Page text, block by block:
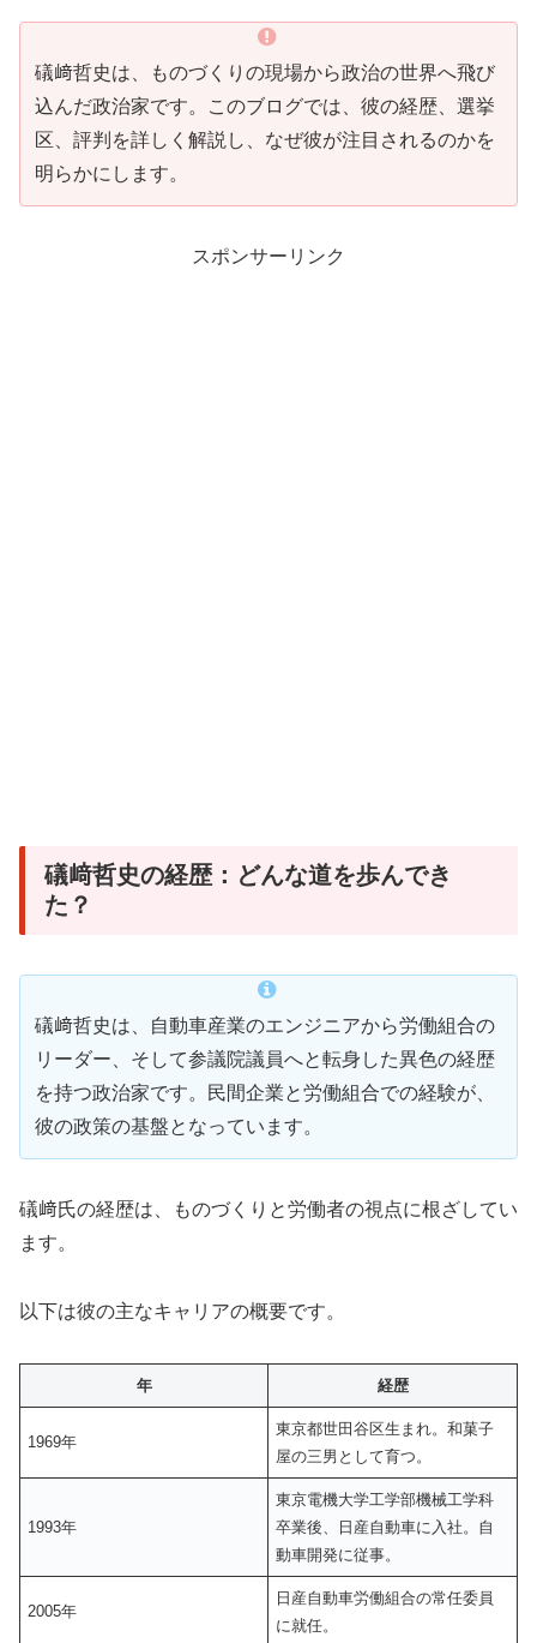
礒﨑哲史は、ものづくりの現場から政治の世界へ飛び
込んだ政治家です。このブログでは、彼の経歴、選挙
区、評判を詳しく解説し、なぜ彼が注目されるのかを
明らかにします。
スポンサーリンク
礒﨑哲史の経歴：どんな道を歩んでき
た？
礒﨑哲史は、自動車産業のエンジニアから労働組合の
リーダー、そして参議院議員へと転身した異色の経歴
を持つ政治家です。民間企業と労働組合での経験が、
彼の政策の基盤となっています。
礒﨑氏の経歴は、ものづくりと労働者の視点に根ざしてい
ます。
以下は彼の主なキャリアの概要です。
年 経歴
1969年
東京都世田谷区生まれ。和菓子
屋の三男として育つ。
1993年
東京電機大学工学部機械工学科
卒業後、日産自動車に入社。自
動車開発に従事。
2005年
日産自動車労働組合の常任委員
に就任。